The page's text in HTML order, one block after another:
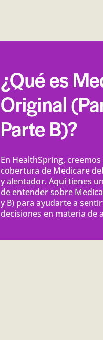
¿Qué es
Original
Parte B)?
En HealthSpring,
cobertura de Medicare
y alentador. Aquí tienes
de entender sobre
y B) para ayudarte a
decisiones en materia de